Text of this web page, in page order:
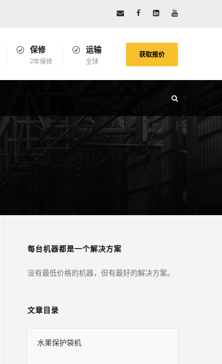
保修
2年保修
运输
全球
获取报价
每台机器都是一个解决方案
没有最低价格的机器，但有最好的解决方案。
文章目录
水果保护袋机